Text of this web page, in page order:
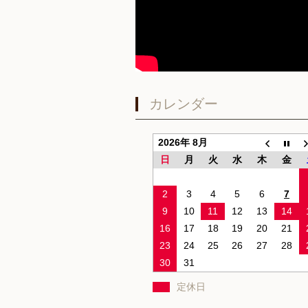
カレンダー
2026年 8月
日
月 火 水 木 金
2
3 4 5 6 7
9
10 11 12 13 14
16
17 18 19 20 21
23
24 25 26 27 28
30
31
定休日